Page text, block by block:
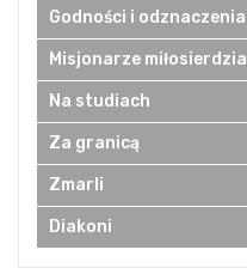
Godności i odznaczenia
Misjonarze miłosierdzia
Na studiach
Za granicą
Zmarli
Diakoni